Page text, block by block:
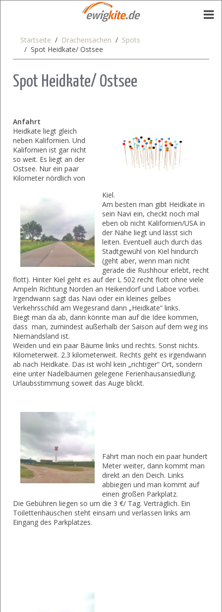
Startseite Drachensachen
Spots
Spot Heidkate/ Ostsee
Spot Heidkate/ Ostsee
Anfahrt
Heidkate liegt gleich
neben Kalifornien. Und
Kalifornien ist gar nicht
so weit. Es liegt an der
Ostsee. Nur ein paar
Kilometer nördlich von
Kiel.
Am besten man gibt Heidkate in
sein Navi ein, checkt noch mal
eben ob nicht Kalifornien/USA in
der Nähe liegt und lässt sich
leiten. Eventuell auch durch das
Stadtgewühl von Kiel hindurch
(geht aber, wenn man nicht
gerade die Rushhour erlebt, recht
flott). Hinter Kiel geht es auf der L 502 recht flott ohne viele
Ampeln Richtung Norden an Heikendorf und Laboe vorbei.
Irgendwann sagt das Navi oder ein kleines gelbes
Verkehrsschild am Wegesrand dann „Heidkate“ links.
Biegt man da ab, dann könnte man auf die Idee kommen,
dass man, zumindest außerhalb der Saison auf dem weg ins
Niemandsland ist.
Weiden und ein paar Bäume links und rechts. Sonst nichts.
Kilometerweit. 2.3 kilometerweit. Rechts geht es irgendwann
ab nach Heidkate. Das ist wohl kein „richtiger“ Ort, sondern
eine unter Nadelbäumen gelegene Ferienhausansiedlung.
Urlaubsstimmung soweit das Auge blickt.
Fährt man noch ein paar hundert
Meter weiter, dann kommt man
direkt an den Deich. Links
abbiegen und man kommt auf
einen großen Parkplatz.
Die Gebühren liegen so um die 3 €/ Tag. Verträglich. Ein
Toilettenhäuschen steht einsam und verlassen links am
Eingang des Parkplatzes.